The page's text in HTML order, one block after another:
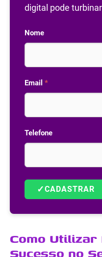
digital pode
Nome
Email *
Telefone
✓CADASTRAR
Como
Sucesso no